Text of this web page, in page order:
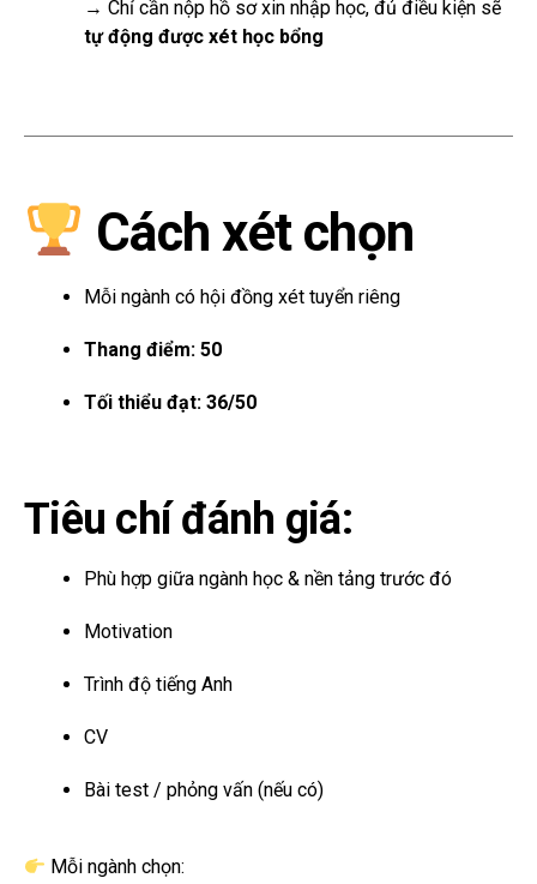
→ Chỉ cần nộp hồ sơ xin nhập học, đủ điều kiện sẽ
tự động được xét học bổng
Cách xét chọn
Mỗi ngành có hội đồng xét tuyển riêng
Thang điểm: 50
Tối thiểu đạt: 36/50
Tiêu chí đánh giá:
Phù hợp giữa ngành học & nền tảng trước đó
Motivation
Trình độ tiếng Anh
CV
Bài test / phỏng vấn (nếu có)
Mỗi ngành chọn: